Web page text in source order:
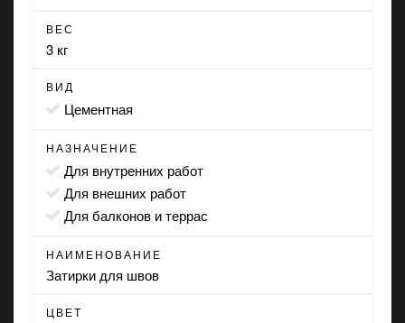
ВЕС
3 кг
ВИД
цементная
НАЗНАЧЕНИЕ
для внутренних работ
для внешних работ
для балконов и террас
НАИМЕНОВАНИЕ
Затирки для швов
ЦВЕТ